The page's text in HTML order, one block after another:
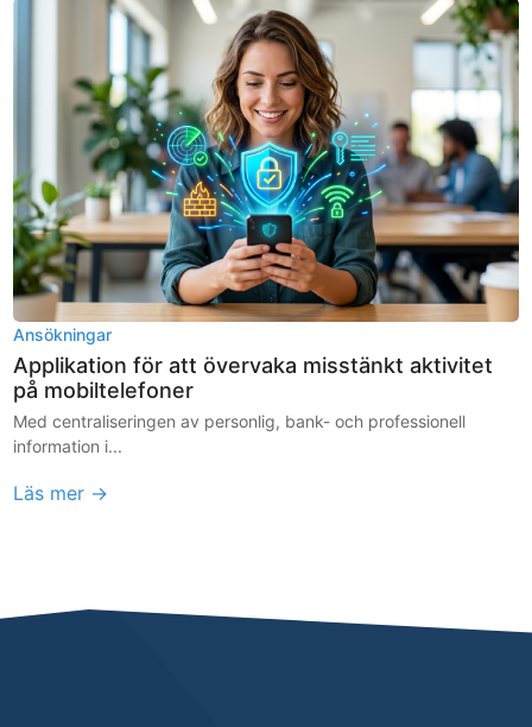
Ansökningar
Applikation för att övervaka misstänkt aktivitet
på mobiltelefoner
Med centraliseringen av personlig, bank- och professionell
information i...
Läs mer →